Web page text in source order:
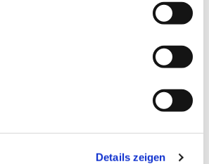
Details zeigen